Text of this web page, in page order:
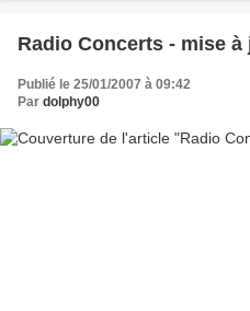
Radio Concerts - mise à
Publié le 25/01/2007 à 09:42
Par dolphy00